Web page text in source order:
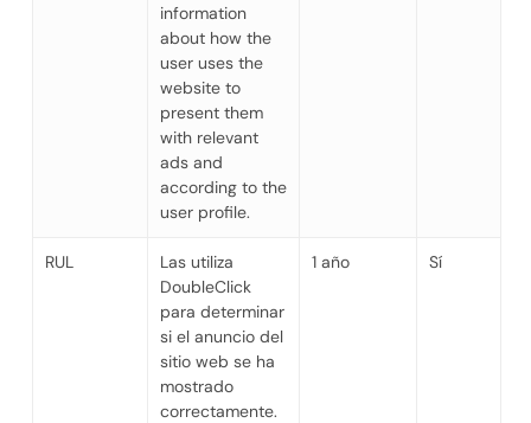
information
about how the
user uses the
website to
present them
with relevant
ads and
according to the
user profile.
RUL
Las utiliza
DoubleClick
para determinar
si el anuncio del
sitio web se ha
mostrado
correctamente.
1 año Sí